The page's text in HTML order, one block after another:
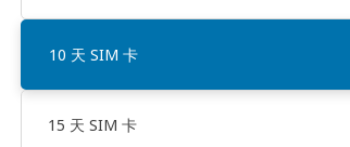
10 天 SIM 卡
15 天 SIM 卡